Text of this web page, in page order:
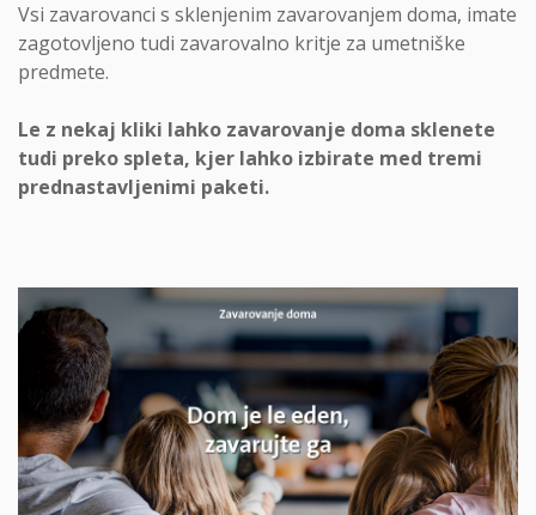
Vsi zavarovanci s sklenjenim zavarovanjem doma, imate
zagotovljeno tudi zavarovalno kritje za umetniške
predmete.
Le z nekaj kliki lahko zavarovanje doma sklenete
tudi preko spleta, kjer lahko izbirate med tremi
prednastavljenimi paketi.